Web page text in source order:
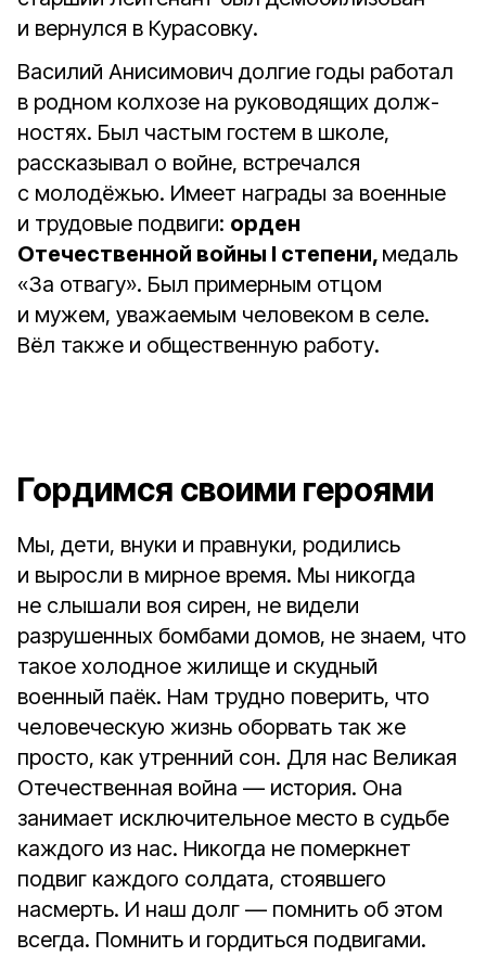
и вернулся в Курасовку.
Василий Анисимович долгие годы работал
в родном колхозе на руководящих долж­
ностях. Был частым гостем в школе,
рассказывал о войне, встречался
с молодёжью. Имеет награды за военные
и трудовые под­виги: орден
Отечественной войны I степени, медаль
«За отвагу». Был примерным отцом
и мужем, уважаемым человеком в селе.
Вёл также и общественную работу.
Гордимся своими героями
Мы, дети, внуки и правнуки, родились
и выросли в мирное время. Мы никогда
не слышали воя сирен, не видели
разрушенных бомбами домов, не знаем, что
такое холодное жилище и скудный
военный паёк. Нам трудно поверить, что
человеческую жизнь оборвать так же
просто, как утренний сон. Для нас Великая
Отечественная война — история. Она
занимает исключительное место в судьбе
каждого из нас. Никогда не померкнет
подвиг каждого солдата, стоявшего
насмерть. И наш долг — помнить об этом
всегда. Помнить и гордиться подвигами.